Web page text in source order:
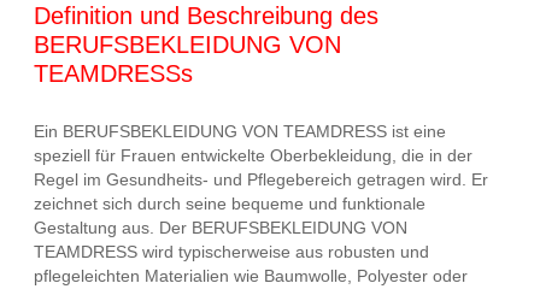
Definition und Beschreibung des
BERUFSBEKLEIDUNG VON
TEAMDRESSs
Ein BERUFSBEKLEIDUNG VON TEAMDRESS ist eine
speziell für Frauen entwickelte Oberbekleidung, die in der
Regel im Gesundheits- und Pflegebereich getragen wird. Er
zeichnet sich durch seine bequeme und funktionale
Gestaltung aus. Der BERUFSBEKLEIDUNG VON
TEAMDRESS wird typischerweise aus robusten und
pflegeleichten Materialien wie Baumwolle, Polyester oder